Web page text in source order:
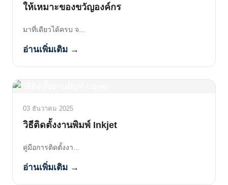
ให้เหมาะของขวัญองค์กร
มาที่เดียวได้ครบ จ...
อ่านเพิ่มเติม →
03 ธันวาคม 2025
วิธีติดตั้งงานพิมพ์ Inkjet
คู่มือการติดตั้งงา...
อ่านเพิ่มเติม →